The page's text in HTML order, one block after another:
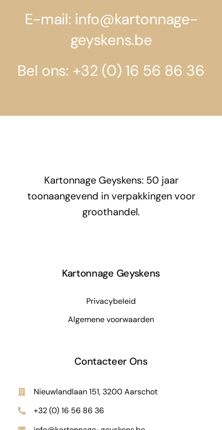
E-mail: info@kartonnage-
geyskens.be
Bel ons: +32 (0) 16 56 86 36
Kartonnage Geyskens: 50 jaar
toonaangevend in verpakkingen voor
groothandel.
Kartonnage Geyskens
Privacybeleid
Algemene voorwaarden
Contacteer Ons
Nieuwlandlaan 151, 3200 Aarschot
+32 (0) 16 56 86 36